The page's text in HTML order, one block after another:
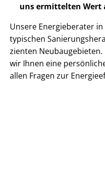
uns ermittelten Wert
Unsere Energieberater
typischen
zi­en­ten
wir Ihnen eine
allen Fragen zur